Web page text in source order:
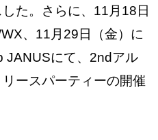
した。さらに、11月18日
、11月29日（金）に
JANUSにて、2ndアル
ースパーティーの開催